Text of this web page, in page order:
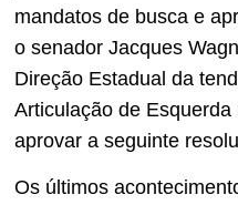
mandatos de busca e
o senador Jacques
Direção Estadual da
Articulação de Esquerda
aprovar a seguinte
Os últimos